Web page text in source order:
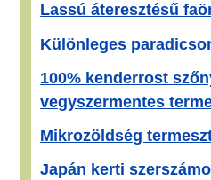
Lassú áteresztésű
Különleges
100% kenderrost
vegyszermentes
Mikrozöldség
Japán kerti